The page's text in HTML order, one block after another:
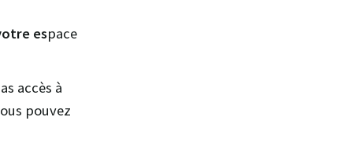
espace
accès à
pouvez